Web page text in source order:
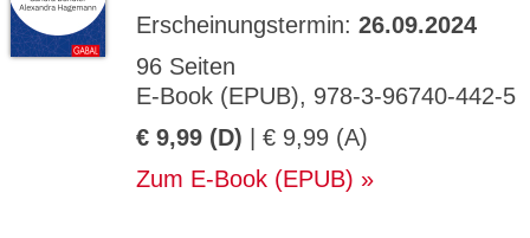
Erscheinungstermin: 26.09.2024
96 Seiten
E-Book (EPUB), 978-3-96740-442-5
€ 9,99 (D) | € 9,99 (A)
Zum E-Book (EPUB)